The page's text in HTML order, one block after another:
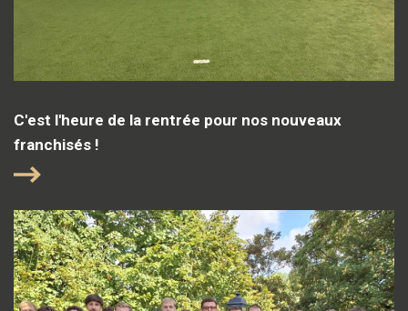
C'est l'heure de la rentrée pour nos nouveaux
franchisés !